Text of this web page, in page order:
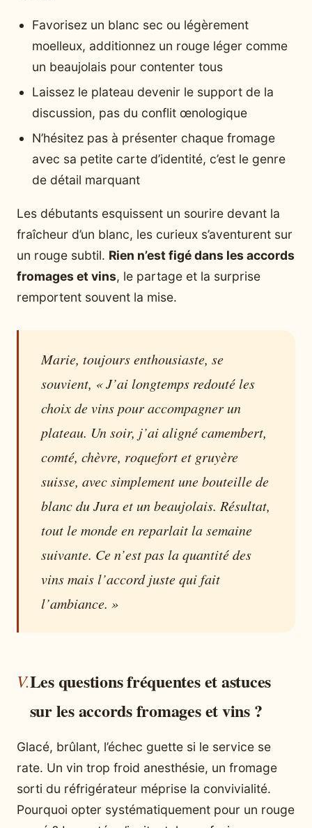
Favorisez un blanc sec ou légèrement
moelleux, additionnez un rouge léger comme
un beaujolais pour contenter tous
Laissez le plateau devenir le support de la
discussion, pas du conflit œnologique
N’hésitez pas à présenter chaque fromage
avec sa petite carte d’identité, c’est le genre
de détail marquant
Les débutants esquissent un sourire devant la
fraîcheur d’un blanc, les curieux s’aventurent sur
un rouge subtil. Rien n’est figé dans les accords
fromages et vins, le partage et la surprise
remportent souvent la mise.
Marie, toujours enthousiaste, se
souvient, « J’ai longtemps redouté les
choix de vins pour accompagner un
plateau. Un soir, j’ai aligné camembert,
comté, chèvre, roquefort et gruyère
suisse, avec simplement une bouteille de
blanc du Jura et un beaujolais. Résultat,
tout le monde en reparlait la semaine
suivante. Ce n’est pas la quantité des
vins mais l’accord juste qui fait
l’ambiance. »
Les questions fréquentes et astuces
sur les accords fromages et vins ?
Glacé, brûlant, l’échec guette si le service se
rate. Un vin trop froid anesthésie, un fromage
sorti du réfrigérateur méprise la convivialité.
Pourquoi opter systématiquement pour un rouge